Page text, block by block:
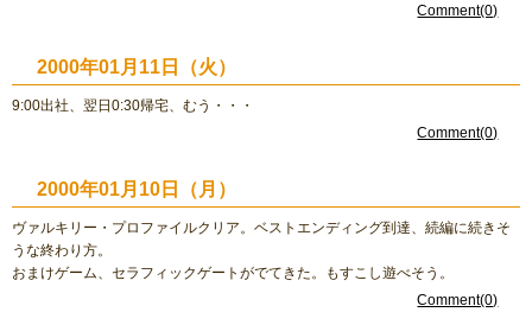
Comment(0)
2000年01月11日（火）
9:00出社、翌日0:30帰宅、むう・・・
Comment(0)
2000年01月10日（月）
ヴァルキリー・プロファイルクリア。ベストエンディング到達、続編に続きそ
うな終わり方。
おまけゲーム、セラフィックゲートがでてきた。もすこし遊べそう。
Comment(0)